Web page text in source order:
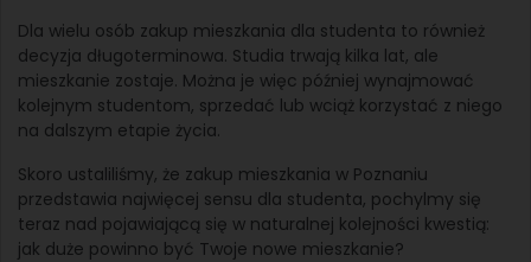
Dla wielu osób zakup mieszkania dla studenta to również
decyzja długoterminowa. Studia trwają kilka lat, ale
mieszkanie zostaje. Można je więc później wynajmować
kolejnym studentom, sprzedać lub wciąż korzystać z niego
na dalszym etapie życia.
Skoro ustaliliśmy, że zakup mieszkania w Poznaniu
przedstawia najwięcej sensu dla studenta, pochylmy się
teraz nad pojawiającą się w naturalnej kolejności kwestią:
jak duże powinno być Twoje nowe mieszkanie?